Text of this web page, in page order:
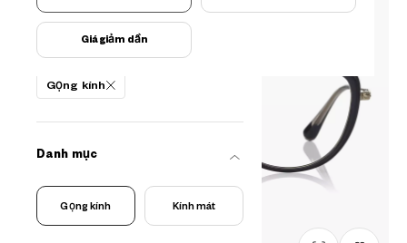
Điều kiện lọc
Gọng kính
Danh mục
Gọng kính Kính mát
Giá giảm dần